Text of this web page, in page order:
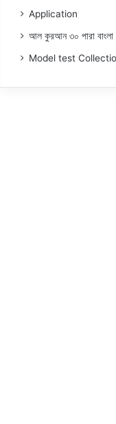
Application
আল কুরআন ৩০ পারা বাংলা
Model test